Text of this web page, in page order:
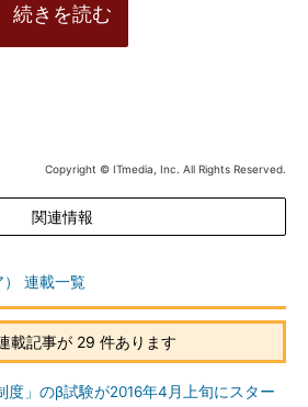
続きを読む
Copyright © ITmedia, Inc. All Rights Reserved.
関連情報
連載一覧
載記事が 29 件あります
度」のβ試験が2016年4月上旬にスター